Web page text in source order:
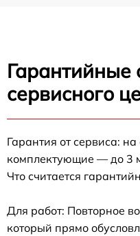
Гарантийные
сервисного
Гарантия от сервиса:
комплектующие — до 3
Что считается
Для работ: Повторное
который прямо